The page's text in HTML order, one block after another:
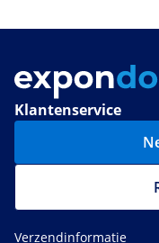
Klantenservice
Verzendinformatie